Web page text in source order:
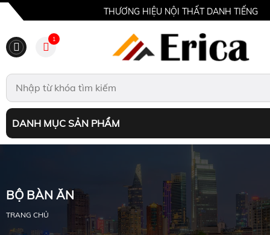
THƯƠNG HIỆU NỘI THẤT DANH TIẾNG
1
DANH MỤC SẢN PHẨM
BỘ BÀN ĂN
TRANG CHỦ